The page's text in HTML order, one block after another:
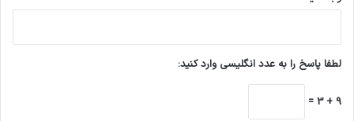
لطفا پاسخ را به عدد انگلیسی وارد کنید:
9 + 3 =